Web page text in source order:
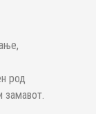
род
замавот.